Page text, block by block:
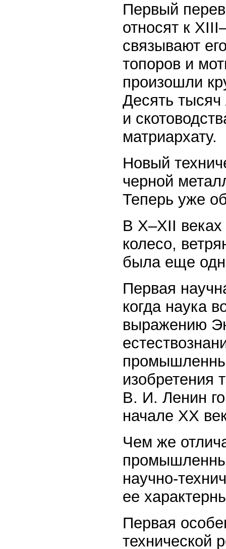
Первый
относят к
связывают
топоров и
произошли
Десять тысяч
и
матриархату.
Новый
черной
Теперь уже
В X–XII
колесо,
была еще
Первая
когда наука
выражению
изобретения
В. И. Ленин
начале XX
Чем же
научно-
ее
Первая
технической